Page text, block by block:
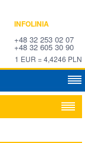
INFOLINIA
+48 32 253 02 07
+48 32 605 30 90
1 EUR = 4,4246 PLN